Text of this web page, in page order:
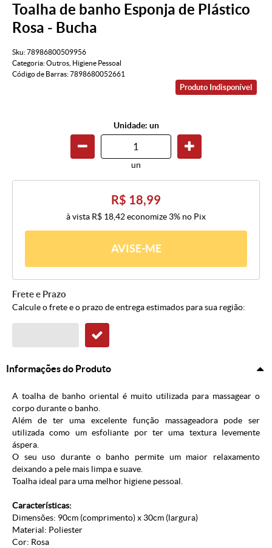
Toalha de banho Esponja de Plástico
Rosa - Bucha
Sku:78986800509956
Categoria:Outros Higiene Pessoal
Código de Barras:7898680052661
Produto Indisponível
Unidade: un
un
R$ 18,99
à vista R$ 18,42economize 3% no Pix
AVISE-ME
Frete e Prazo
Calcule o frete e o prazo de entrega estimados para sua região:
Informações do Produto
A toalha de banho oriental é muito utilizada para massagear o
corpo durante o banho.
Além de ter uma excelente função massageadora pode ser
utilizada como um esfoliante por ter uma textura levemente
áspera.
O seu uso durante o banho permite um maior relaxamento
deixando a pele mais limpa e suave.
Toalha ideal para uma melhor higiene pessoal.
Características:
Dimensões: 90cm (comprimento) x 30cm (largura)
Material: Poliester
Cor: Rosa